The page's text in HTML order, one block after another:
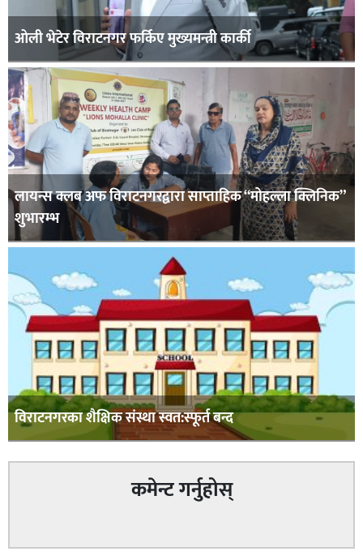
ओली भेटेर विराटनगर फर्किए मुख्यमन्त्री कार्की
लायन्स क्लब अफ विराटनगरद्वारा साप्ताहिक “मोहल्ला क्लिनिक”
शुभारम्भ
विराटनगरका शैक्षिक संस्था स्वत:स्फूर्त बन्द
कमेन्ट गर्नुहोस्